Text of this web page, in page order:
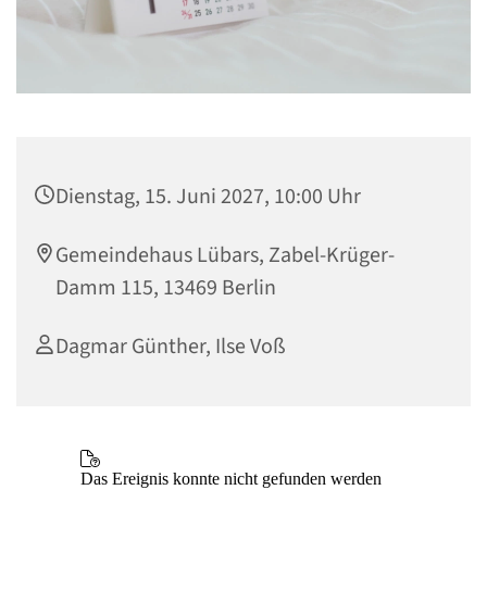
Dienstag, 15. Juni 2027, 10:00 Uhr
Gemeindehaus Lübars, Zabel-Krüger-
Damm 115, 13469 Berlin
Dagmar Günther, Ilse Voß